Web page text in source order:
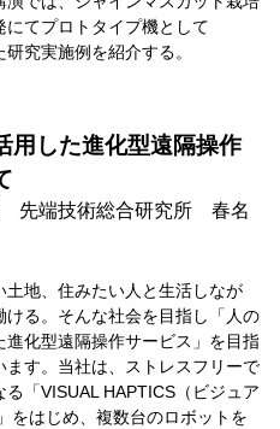
にてプロトタイプ機として
究実施例を紹介する。
した進化型遠隔操作
端技術総合研究所 春名
土地、住みたい人と生活しなが
ける。そんな社会を目指し「人の
進化型遠隔操作サービス」を目指
ます。当社は、ストレスフリーで
「VISUAL HAPTICS（ビジュア
をはじめ、複数台のロボットを